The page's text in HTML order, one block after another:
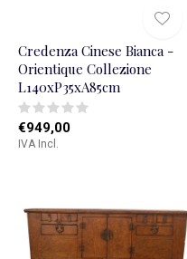
Credenza Cinese Bianca -
Orientique Collezione
L140xP35xA85cm
€949,00
IVA Incl.